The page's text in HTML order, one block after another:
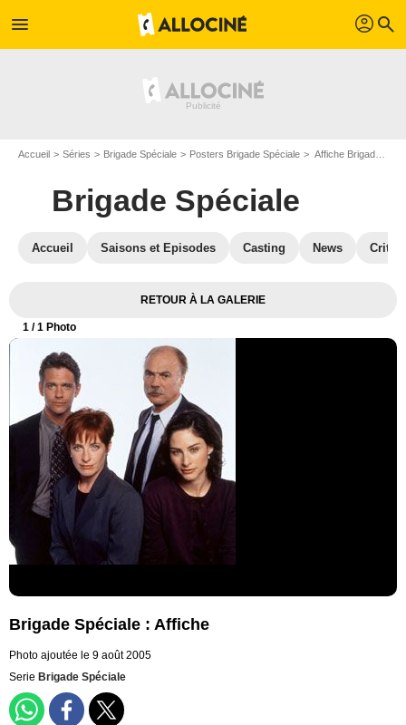
menu profil search
Accueil Séries Brigade Spéciale Posters Brigade Spéciale Affiche Brigade Spéciale
Brigade Spéciale
Accueil Saisons et Episodes Casting News
RETOUR À LA GALERIE
1 / 1 Photo
Brigade Spéciale : Affiche
Photo ajoutée le 9 août 2005
Serie Brigade Spéciale